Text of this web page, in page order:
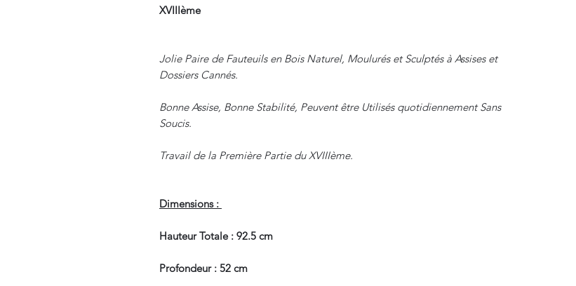
XVIIIème
Jolie Paire de Fauteuils en Bois Naturel, Moulurés et Sculptés à Assises et
Dossiers Cannés.
Bonne Assise, Bonne Stabilité, Peuvent être Utilisés quotidiennement Sans
Soucis.
Travail de la Première Partie du XVIIIème.
Dimensions :
Hauteur Totale : 92.5 cm
Profondeur : 52 cm